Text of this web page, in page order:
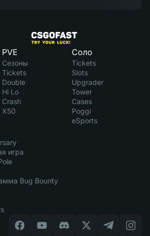
PVE
Сезоны
Tickets
Double
Hi Lo
Crash
X50
Соло
Tickets
Slots
Upgrader
Tower
Cases
Poggi
eSports
игра
Bug Bounty